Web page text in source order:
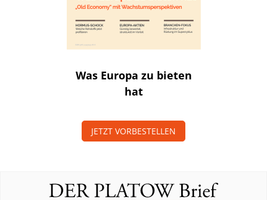
Was Europa zu bieten
hat
JETZT VORBESTELLEN